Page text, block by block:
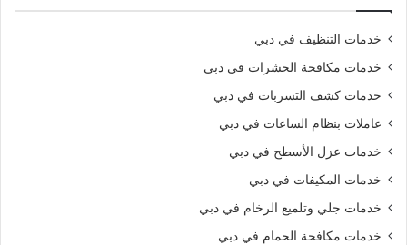
خدمات التنظيف في دبي
خدمات مكافحة الحشرات في دبي
خدمات كشف التسربات في دبي
عاملات بنظام الساعات في دبي
خدمات عزل الأسطح في دبي
خدمات المكيفات في دبي
خدمات جلي وتلميع الرخام في دبي
خدمات مكافحة الحمام في دبي